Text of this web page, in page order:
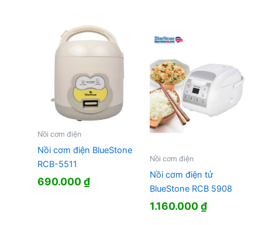
Nồi cơm điện
Nồi cơm điện BlueStone
RCB-5511
690.000₫
Nồi cơm điện
Nồi cơm điện tử
BlueStone RCB 5908
1.160.000₫